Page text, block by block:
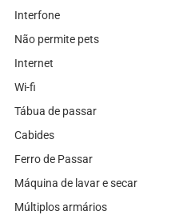
Interfone
Não permite pets
Internet
Wi-fi
Tábua de passar
Cabides
Ferro de Passar
Máquina de lavar e secar
Múltiplos armários